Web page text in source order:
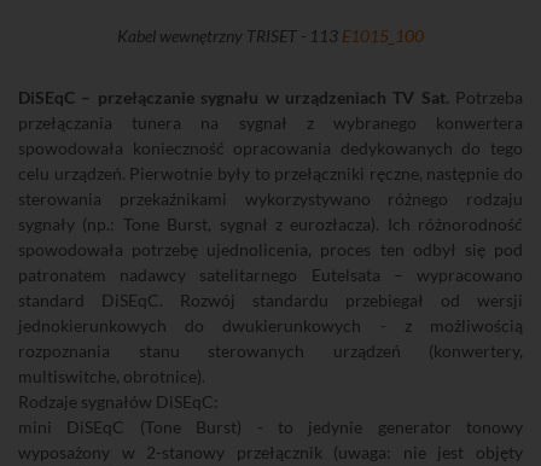
Kabel wewnętrzny TRISET - 113 E1015_100
DiSEqC – przełączanie sygnału w urządzeniach TV Sat. Potrzeba
przełączania tunera na sygnał z wybranego konwertera
spowodowała konieczność opracowania dedykowanych do tego
celu urządzeń. Pierwotnie były to przełączniki ręczne, następnie do
sterowania przekaźnikami wykorzystywano różnego rodzaju
sygnały (np.: Tone Burst, sygnał z eurozłacza). Ich różnorodność
spowodowała potrzebę ujednolicenia, proces ten odbył się pod
patronatem nadawcy satelitarnego Eutelsata – wypracowano
standard DiSEqC. Rozwój standardu przebiegał od wersji
jednokierunkowych do dwukierunkowych - z możliwością
rozpoznania stanu sterowanych urządzeń (konwertery,
multiswitche, obrotnice).
Rodzaje sygnałów DiSEqC:
mini DiSEqC (Tone Burst) - to jedynie generator tonowy
wyposażony w 2-stanowy przełącznik (uwaga: nie jest objęty